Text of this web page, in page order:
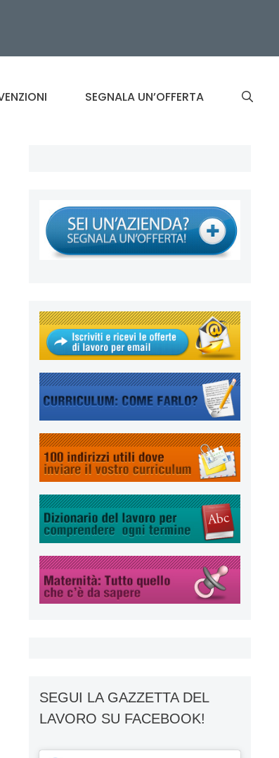
SEGNALA UN’OFFERTA
SEGUI LA GAZZETTA DEL
LAVORO SU FACEBOOK!